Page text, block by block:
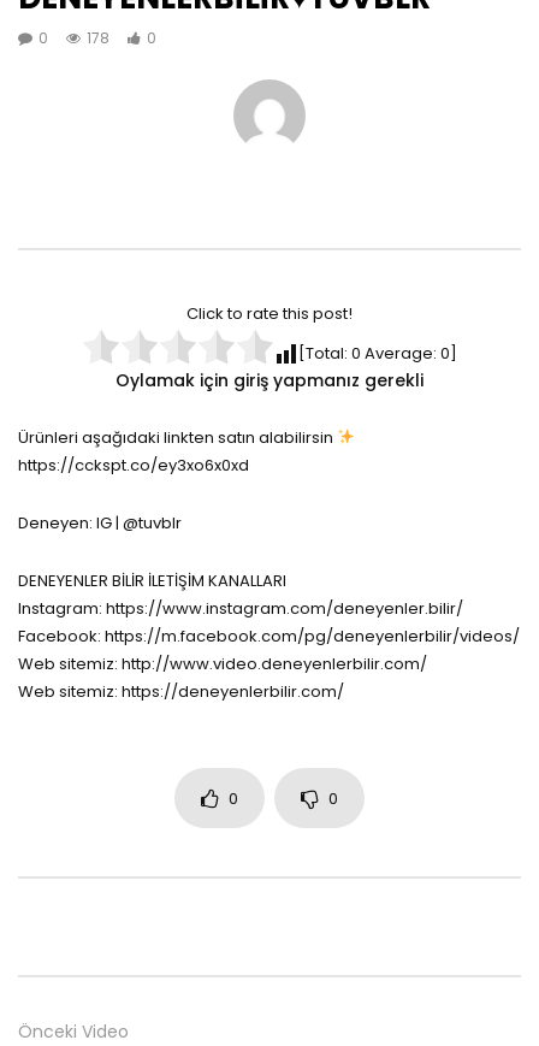
0 178 0
Click to rate this post!
[Total: 0 Average: 0]
Oylamak için giriş yapmanız gerekli
Ürünleri aşağıdaki linkten satın alabilirsin
https://cckspt.co/ey3xo6x0xd
Deneyen: IG | @tuvblr
DENEYENLER BİLİR İLETİŞİM KANALLARI
Instagram: https://www.instagram.com/deneyenler.bilir/
Facebook: https://m.facebook.com/pg/deneyenlerbilir/videos/
Web sitemiz: http://www.video.deneyenlerbilir.com/
Web sitemiz: https://deneyenlerbilir.com/
0 0
Önceki Video